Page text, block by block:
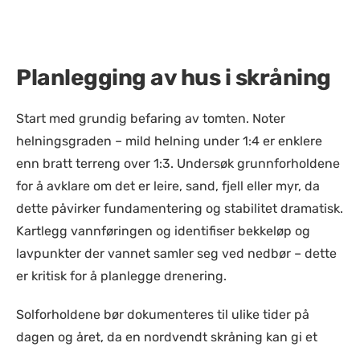
Planlegging av hus i skråning
Start med grundig befaring av tomten. Noter
helningsgraden – mild helning under 1:4 er enklere
enn bratt terreng over 1:3. Undersøk grunnforholdene
for å avklare om det er leire, sand, fjell eller myr, da
dette påvirker fundamentering og stabilitet dramatisk.
Kartlegg vannføringen og identifiser bekkeløp og
lavpunkter der vannet samler seg ved nedbør – dette
er kritisk for å planlegge drenering.
Solforholdene bør dokumenteres til ulike tider på
dagen og året, da en nordvendt skråning kan gi et